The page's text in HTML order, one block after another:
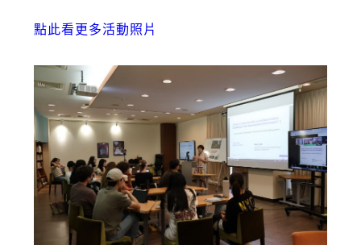
點此看更多活動照片